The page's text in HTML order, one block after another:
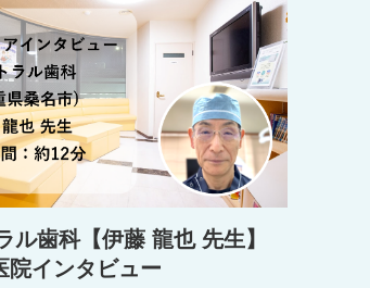
ル歯科【伊藤 龍也 先生】
院インタビュー